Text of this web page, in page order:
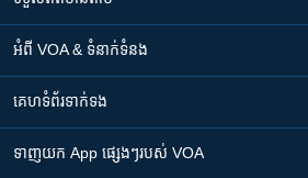
អំពី​ VOA & ទំនាក់ទំនង
គេហទំព័រ​​ទាក់ទង
ទាញយក​ App ផ្សេងៗ​របស់​ VOA